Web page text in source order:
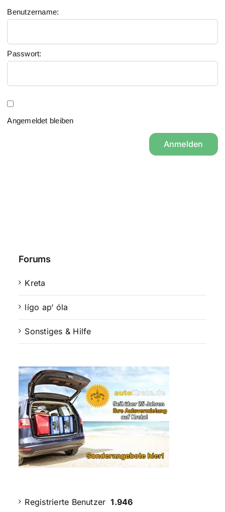
Benutzername:
Passwort:
Angemeldet bleiben
Anmelden
Forums
Kreta
lígo ap‘ óla
Sonstiges & Hilfe
Registrierte Benutzer 1.946